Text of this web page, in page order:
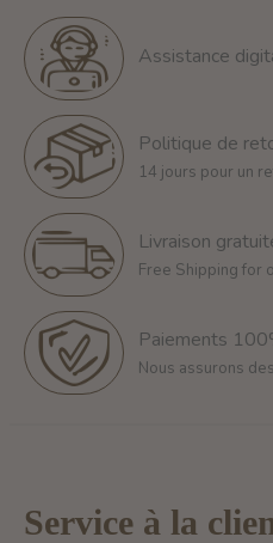
Assistance
Politique de
14 jours pour un
Livraison
Free Shipping for
Paiements
Nous assurons
Service à la